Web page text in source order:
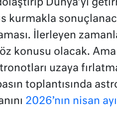
Dünya’yı
kurmakla
İlerleyen
konusu olacak.
uzaya
toplantısında
2026’nın nisan